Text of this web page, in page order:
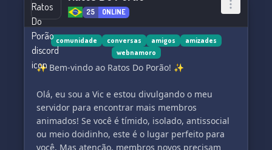
We value and appreciate our members' input, so
we welcome and encourage any suggestions
you may have for the server. Rest assured, our
team is always ready to respond promptly and
we pride ourselves on being incredibly active in
25 ONLINE
comunidade conversas amigos
amizades
webnamoro
✨ Bem-vindo ao Ratos Do Porão! ✨
Olá, eu sou a Vic e estou divulgando o meu
servidor para encontrar mais membros
animados! Se você é tímido, isolado, antissocial
ou meio doidinho, este é o lugar perfeito para
você. Mas atenção, membros novos precisam